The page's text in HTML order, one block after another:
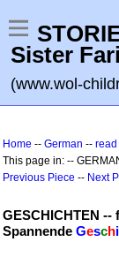
Sister
(www.wol-
Home -- German -- read
This page in: --
Previous Piece -- Next
GESCHICHTEN --
Spannende Geschi